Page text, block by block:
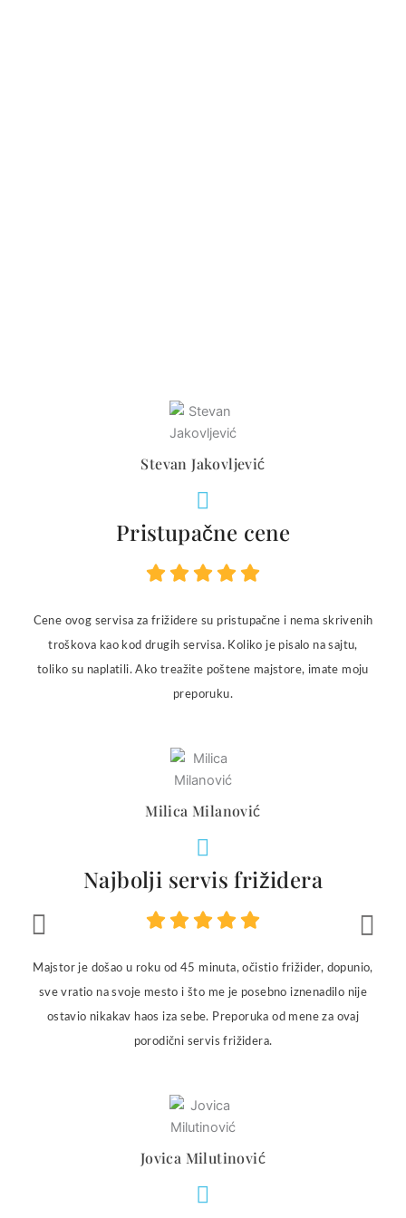
Stevan Jakovljević
Pristupačne cene
Cene ovog servisa za frižidere su pristupačne i nema skrivenih
troškova kao kod drugih servisa. Koliko je pisalo na sajtu,
toliko su naplatili. Ako treažite poštene majstore, imate moju
preporuku.
Milica Milanović
Najbolji servis frižidera
Majstor je došao u roku od 45 minuta, očistio frižider, dopunio,
sve vratio na svoje mesto i što me je posebno iznenadilo nije
ostavio nikakav haos iza sebe. Preporuka od mene za ovaj
porodični servis frižidera.
Jovica Milutinović